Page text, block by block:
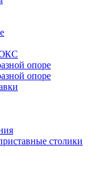
опоре
опоре
столики